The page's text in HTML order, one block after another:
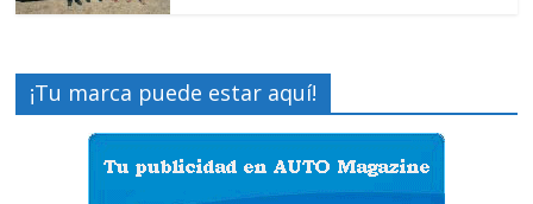
¡Tu marca puede estar aquí!